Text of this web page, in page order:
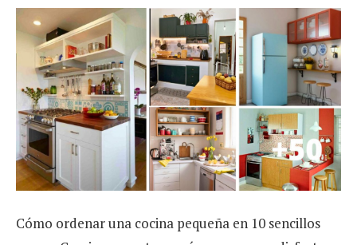
Cómo ordenar una cocina pequeña en 10 sencillos